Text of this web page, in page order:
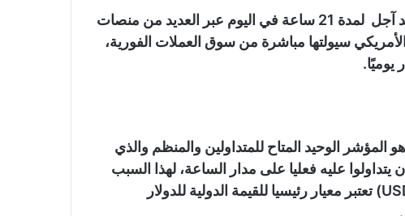
ويمكن التداول على مؤشر الدولار الأمريكي كعقد آجل لمدة 21 ساعة في اليوم عبر العديد من منصات
الأمريكي سيولتها مباشرة من سوق العملات الفورية،
ويعتبر العقد الآجل لمؤشر الدولار الأمريكي ICE هو المؤشر الوحيد المتاح للمتداولين والمنظم والذي
يتداولوا عليه فعليا على مدار الساعة، لهذا السبب
العقود الآجلة لمؤشر ICE بـالدولار الأمريكي (USDX) تعتبر معيار رئيسيا للقيمة الدولية للدولار